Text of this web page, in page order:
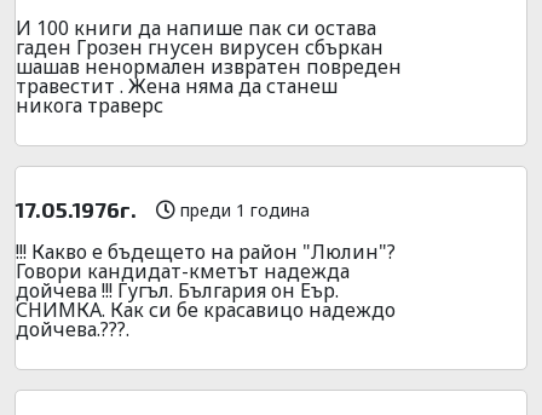
И 100 книги да напише пак си остава
гаден Грозен гнусен вирусен сбъркан
шашав ненормален извратен повреден
травестит . Жена няма да станеш
никога траверс
17.05.1976г. преди 1 година
!!! Какво е бъдещето на район "Люлин"?
Говори кандидат-кметът надежда
дойчева !!! Гугъл. България он Еър.
СНИМКА. Как си бе красавицо надеждо
дойчева.???.